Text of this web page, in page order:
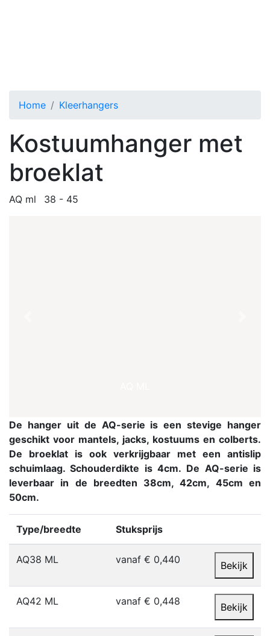
Home Kleerhangers
Kostuumhanger met
broeklat
AQ ml 38 - 45
De hanger uit de AQ-serie is een stevige hanger
geschikt voor mantels, jacks, kostuums en colberts.
De broeklat is ook verkrijgbaar met een antislip
schuimlaag. Schouderdikte is 4cm. De AQ-serie is
leverbaar in de breedten 38cm, 42cm, 45cm en
50cm.
Type/breedte Stuksprijs
AQ38 ML vanaf € 0,440 Bekijk
AQ42 ML vanaf € 0,448 Bekijk